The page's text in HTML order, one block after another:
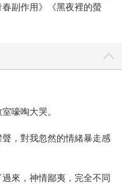
副作用》《黑夜裡的螢
嚎啕大哭。
，對我忽然的情緒暴走感
來，神情鄙夷，完全不同